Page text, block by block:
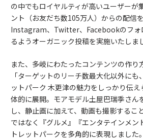
の中でもロイヤルティが高いユーザーが
ント（お友だち数105万人）からの配信を
Instagram、Twitter、Facebookのフォ
るようオーガニック投稿を実施いたしま
また、多岐にわたったコンテンツの作り
「ターゲットのリーチ数最大化以外に
ットパーク 木更津の魅力をしっかり伝
体的に展開。モアモデル土屋巴瑞季さん
し、静止画に加えて、動画も撮影するこ
ではなく『グルメ』『エンタテインメン
トレットパークを多角的に表現しまし